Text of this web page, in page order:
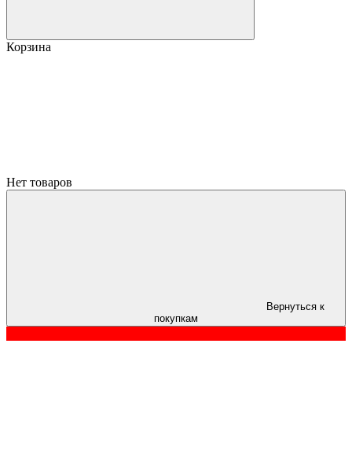
Корзина
Нет товаров
Вернуться к
покупкам